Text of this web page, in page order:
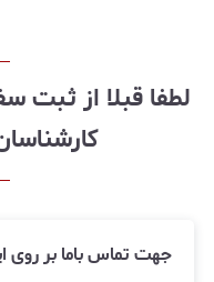
لطفا قبلا از ثبت
جهت تماس باما بر روی